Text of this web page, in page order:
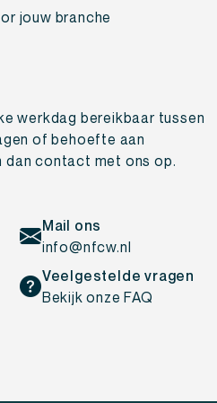
jouw branche
werkdag bereikbaar tussen
of behoefte aan
dan contact met ons op.
Mail ons
info@nfcw.nl
Veelgestelde vragen
Bekijk onze FAQ